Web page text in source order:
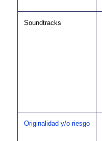
Soundtracks
Originalidad y/o riesgo